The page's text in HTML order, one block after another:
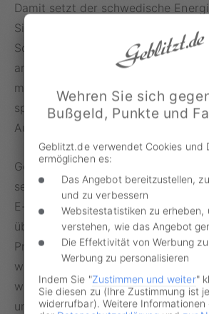
Damit setzt der schwedische
Signal in einem Markt, in dem
Schnellladen in der Regel deutlich
an vielen Stationen Preise um 60
mehr üblich sind, fällt Vattenfall
spürbar darunter. Davon profitieren
Auto-Fahrer, die Langstrecken
Gerade vor Ostern wolle Vattenfall
setzen, sagt Annemarie de Jong,
E-Mobility bei Vattenfall: „Im
über Ladetarife nachdenken
Preisen und flexiblen
wir das Laden unterwegs so
wie möglich, damit die Osterreise
unbeschwert gelingt.“
Wehren Sie sich
Bußgeld, Punkte und
Geblitzt.de verwendet Cookies und
ermöglichen es:
Das Angebot bereitzustellen,
und zu verbessern
Websitestatistiken zu erheben,
verstehen, wie das Angebot
Die Effektivität von Werbung
Werbung zu personalisieren
Indem Sie "Zustimmen und weiter"
Sie diesen zu (Ihre Zustimmung ist
widerrufbar). Weitere Informationen